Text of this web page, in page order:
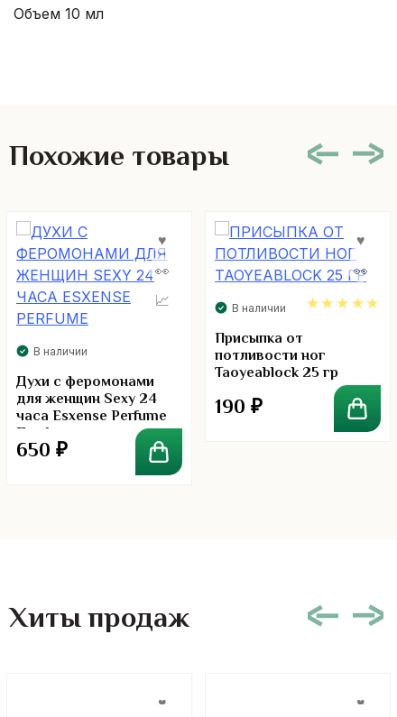
Объем 10 мл
Похожие товары
В наличии
Духи с феромонами
для женщин Sexy 24
часа Esxense Perfume
Парфюм
650 ₽
В наличии
Присыпка от
потливости ног
Taoyeablock 25 гр
190 ₽
Хиты продаж